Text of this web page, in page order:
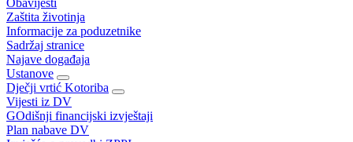
Obavijesti
Zaštita životinja
Informacije za poduzetnike
Sadržaj stranice
Najave događaja
Ustanove
Dječji vrtić Kotoriba
Vijesti iz DV
GOdišnji financijski izvještaji
Plan nabave DV